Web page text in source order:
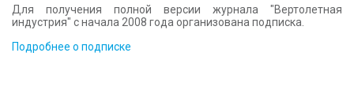
Для получения полной версии журнала "Вертолетная
индустрия" с начала 2008 года организована подписка.
Подробнее о подписке